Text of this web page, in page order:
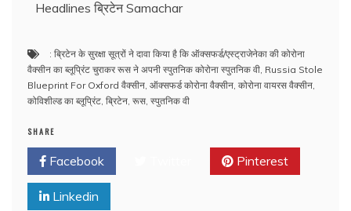
Headlines ब्रिटेन Samachar
: ब्रिटेन के सुरक्षा सूत्रों ने दावा किया है कि ऑक्‍सफर्ड/एस्‍ट्राजेनेका की कोरोना
वैक्‍सीन का ब्‍लूप्रिंट चुराकर रूस ने अपनी स्‍पुतनिक कोरोना स्‍पुतनिक वी, Russia Stole
Blueprint For Oxford वैक्सीन, ऑक्‍सफर्ड कोरोना वैक्‍सीन, कोरोना वायरस वैक्‍सीन,
कोविशील्‍ड का ब्‍लूप्रिंट, ब्रिटेन, रूस, स्‍पुतनिक वी
SHARE
Facebook Pinterest
Linkedin